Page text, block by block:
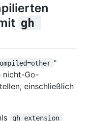
gh
"
nicht-Go-
einschließlich
gh extension